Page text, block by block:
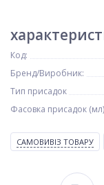
Код:
Бренд/Виробник:
Тип присадок
Фасовка присадок (мл)
САМОВИВІЗ ТОВАРУ